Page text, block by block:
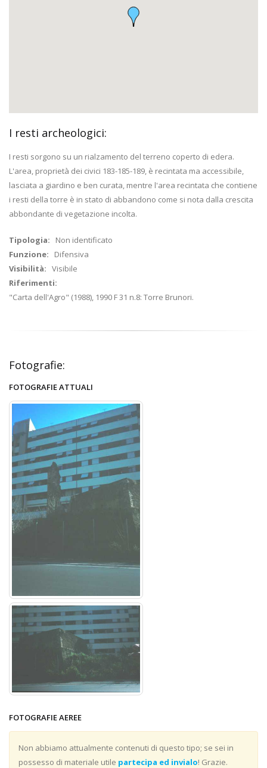
I resti archeologici:
I resti sorgono su un rialzamento del terreno coperto di edera.
L'area, proprietà dei civici 183-185-189, è recintata ma accessibile,
lasciata a giardino e ben curata, mentre l'area recintata che contiene
i resti della torre è in stato di abbandono come si nota dalla crescita
abbondante di vegetazione incolta.
Tipologia: Non identificato
Funzione: Difensiva
Visibilità: Visibile
Riferimenti:
"Carta dell'Agro" (1988), 1990 F 31 n.8: Torre Brunori.
Fotografie:
FOTOGRAFIE ATTUALI
FOTOGRAFIE AEREE
Non abbiamo attualmente contenuti di questo tipo; se sei in
possesso di materiale utile partecipa ed invialo! Grazie.